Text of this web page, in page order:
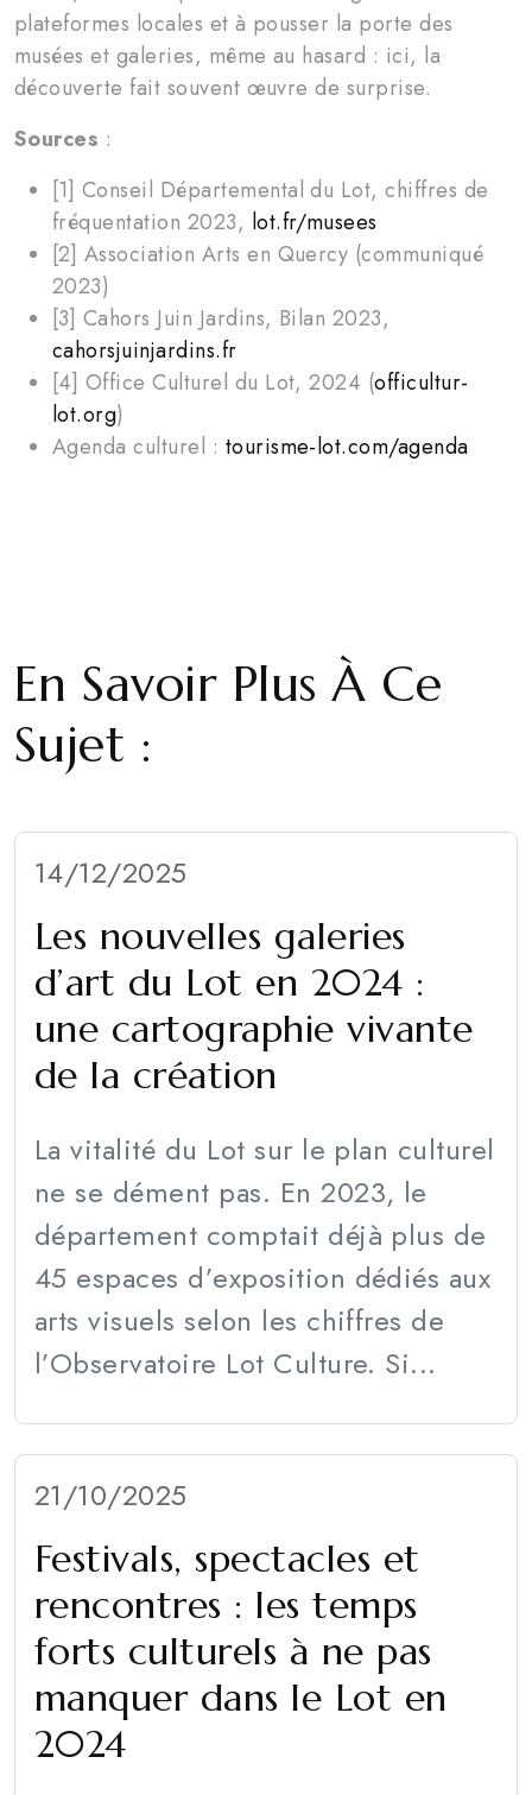
plateformes locales et à pousser la porte des
musées et galeries, même au hasard : ici, la
découverte fait souvent œuvre de surprise.
Sources :
[1] Conseil Départemental du Lot, chiffres de
fréquentation 2023, lot.fr/musees
[2] Association Arts en Quercy (communiqué
2023)
[3] Cahors Juin Jardins, Bilan 2023,
cahorsjuinjardins.fr
[4] Office Culturel du Lot, 2024 (officultur-
lot.org)
Agenda culturel : tourisme-lot.com/agenda
En Savoir Plus À Ce
Sujet :
14/12/2025
Les nouvelles galeries
d’art du Lot en 2024 :
une cartographie vivante
de la création
La vitalité du Lot sur le plan culturel
ne se dément pas. En 2023, le
département comptait déjà plus de
45 espaces d’exposition dédiés aux
arts visuels selon les chiffres de
l’Observatoire Lot Culture. Si...
21/10/2025
Festivals, spectacles et
rencontres : les temps
forts culturels à ne pas
manquer dans le Lot en
2024